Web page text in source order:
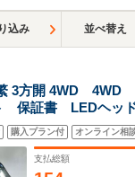
込み 並べ替え
3方開 4WD 4WD
保証書 LEDヘッ
チックハイビーム
プアシスト 盗難防
購入プラン付 オンライン相
支払総額